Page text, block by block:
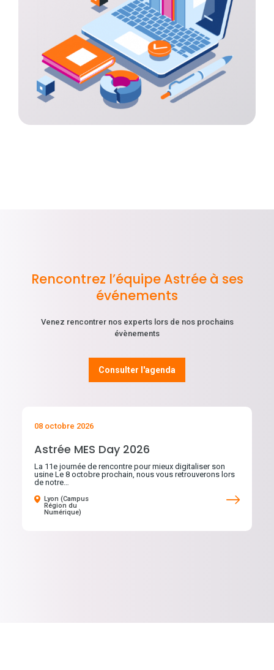
Rencontrez l’équipe Astrée à ses
événements
Venez rencontrer nos experts lors de nos prochains
évènements
Consulter l'agenda
08 octobre 2026
Astrée MES Day 2026
La 11e journée de rencontre pour mieux digitaliser son
usine Le 8 octobre prochain, nous vous retrouverons lors
de notre…
Lyon (Campus
Région du
Numérique)